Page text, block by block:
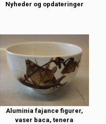
Nyheder og opdateringer
Aluminia fajance figurer,
vaser baca, tenera